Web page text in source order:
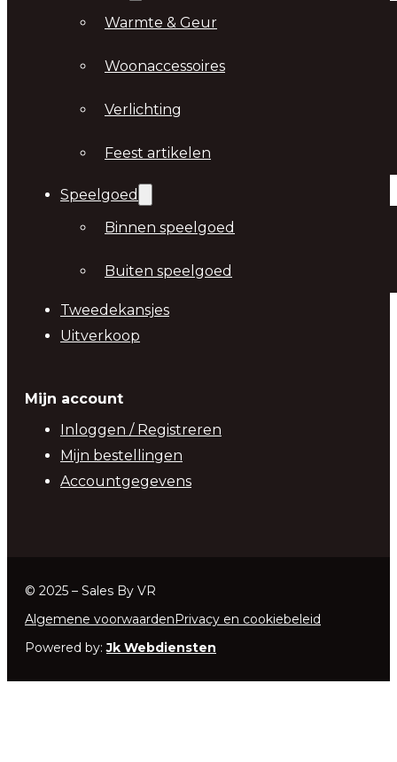
Warmte & Geur
Woonaccessoires
Verlichting
Feest artikelen
Speelgoed
Binnen speelgoed
Buiten speelgoed
Tweedekansjes
Uitverkoop
Mijn account
Inloggen / Registreren
Mijn bestellingen
Accountgegevens
© 2025 – Sales By VR
Algemene voorwaarden Privacy en cookiebeleid
Powered by:Jk Webdiensten